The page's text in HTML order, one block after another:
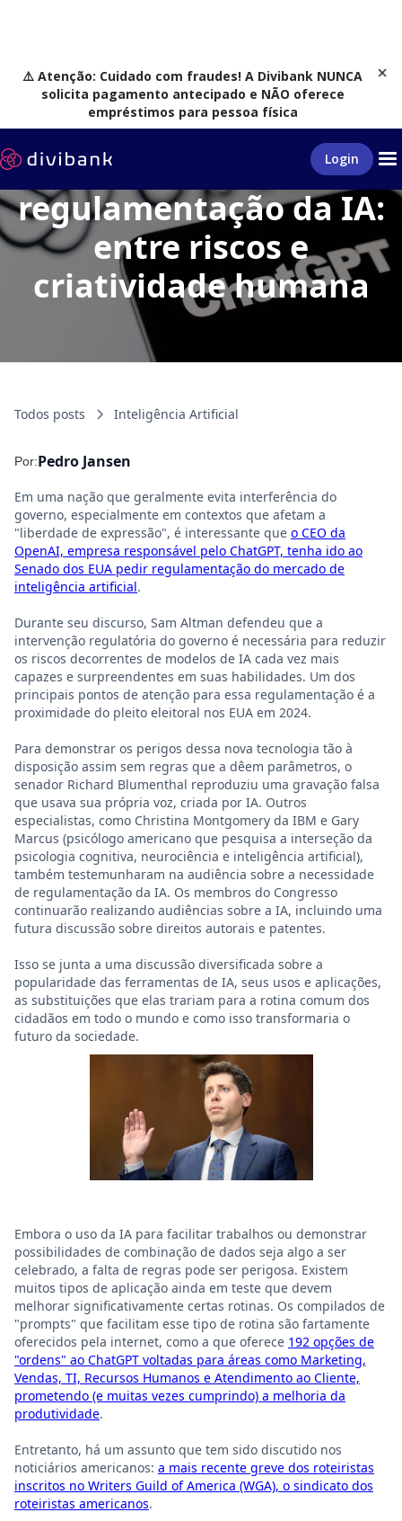
⚠️ Atenção: Cuidado com fraudes! A Divibank NUNCA
solicita pagamento antecipado e NÃO oferece
empréstimos para pessoa física
Login
Inteligência Artificial
O debate sobre a
regulamentação da IA:
entre riscos e
criatividade humana
Todos posts Inteligência Artificial
Por:Pedro Jansen
Em uma nação que geralmente evita interferência do
governo, especialmente em contextos que afetam a
"liberdade de expressão", é interessante que o CEO da
OpenAI, empresa responsável pelo ChatGPT, tenha ido ao
Senado dos EUA pedir regulamentação do mercado de
inteligência artificial.
Durante seu discurso, Sam Altman defendeu que a
intervenção regulatória do governo é necessária para reduzir
os riscos decorrentes de modelos de IA cada vez mais
capazes e surpreendentes em suas habilidades. Um dos
principais pontos de atenção para essa regulamentação é a
proximidade do pleito eleitoral nos EUA em 2024.
Para demonstrar os perigos dessa nova tecnologia tão à
disposição assim sem regras que a dêem parâmetros, o
senador Richard Blumenthal reproduziu uma gravação falsa
que usava sua própria voz, criada por IA. Outros
especialistas, como Christina Montgomery da IBM e Gary
Marcus (psicólogo americano que pesquisa a interseção da
psicologia cognitiva, neurociência e inteligência artificial),
também testemunharam na audiência sobre a necessidade
de regulamentação da IA. Os membros do Congresso
continuarão realizando audiências sobre a IA, incluindo uma
futura discussão sobre direitos autorais e patentes.
Isso se junta a uma discussão diversificada sobre a
popularidade das ferramentas de IA, seus usos e aplicações,
as substituições que elas trariam para a rotina comum dos
cidadãos em todo o mundo e como isso transformaria o
futuro da sociedade.
Embora o uso da IA para facilitar trabalhos ou demonstrar
possibilidades de combinação de dados seja algo a ser
celebrado, a falta de regras pode ser perigosa. Existem
muitos tipos de aplicação ainda em teste que devem
melhorar significativamente certas rotinas. Os compilados de
"prompts" que facilitam esse tipo de rotina são fartamente
oferecidos pela internet, como a que oferece 192 opções de
"ordens" ao ChatGPT voltadas para áreas como Marketing,
Vendas, TI, Recursos Humanos e Atendimento ao Cliente,
prometendo (e muitas vezes cumprindo) a melhoria da
produtividade.
Entretanto, há um assunto que tem sido discutido nos
noticiários americanos: a mais recente greve dos roteiristas
inscritos no Writers Guild of America (WGA), o sindicato dos
roteiristas americanos.